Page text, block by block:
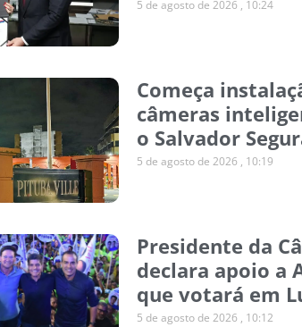
5 de agosto de 2026 10:24
Começa
câmeras
o Salvador
5 de agosto de 2026 10:19
Presidente da
declara apoio a
que votará em
5 de agosto de 2026 10:12